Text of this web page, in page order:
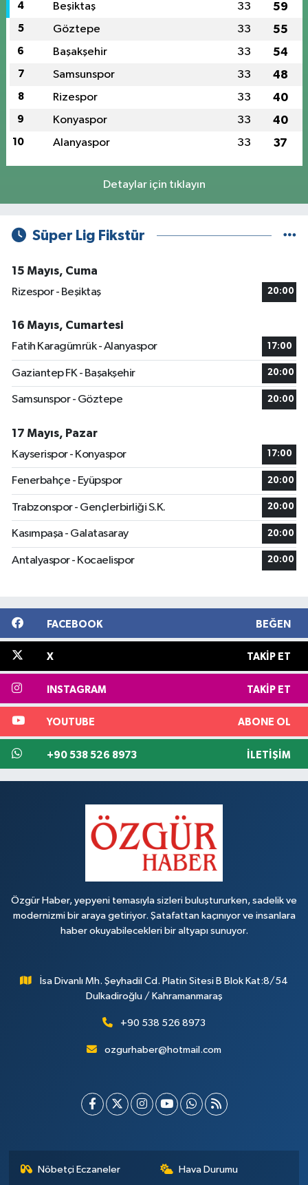
4 Beşiktaş 33 59
5 Göztepe 33 55
6 Başakşehir 33 54
7 Samsunspor 33 48
8 Rizespor 33 40
9 Konyaspor 33 40
10 Alanyaspor 33 37
Detaylar için tıklayın
Süper Lig Fikstür
15 Mayıs, Cuma
Rizespor - Beşiktaş
20:00
16 Mayıs, Cumartesi
Fatih Karagümrük - Alanyaspor
17:00
Gaziantep FK - Başakşehir 20:00
Samsunspor - Göztepe 20:00
17 Mayıs, Pazar
Kayserispor - Konyaspor
17:00
Fenerbahçe - Eyüpspor 20:00
Trabzonspor - Gençlerbirliği S.K. 20:00
Kasımpaşa - Galatasaray 20:00
Antalyaspor - Kocaelispor 20:00
FACEBOOK BEĞEN
X TAKIP ET
INSTAGRAM TAKIP ET
YOUTUBE ABONE OL
+90 538 526 8973 İLETIŞIM
Özgür Haber, yepyeni temasıyla sizleri buluştururken, sadelik ve
modernizmi bir araya getiriyor. Şatafattan kaçınıyor ve insanlara
haber okuyabilecekleri bir altyapı sunuyor.
İsa Divanlı Mh. Şeyhadil Cd. Platin Sitesi B Blok Kat:8/54
Dulkadiroğlu / Kahramanmaraş
+90 538 526 8973
ozgurhaber@hotmail.com
Nöbetçi Eczaneler Hava Durumu